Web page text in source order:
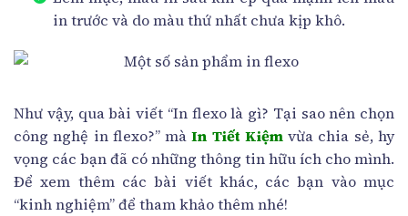
in trước và do màu thứ nhất chưa kịp khô.
Như vậy, qua bài viết “In flexo là gì? Tại sao nên chọn
công nghệ in flexo?” màIn Tiết Kiệmvừa chia sẻ, hy
vọng các bạn đã có những thông tin hữu ích cho mình.
Để xem thêm các bài viết khác, các bạn vào mục
“kinh nghiệm” để tham khảo thêm nhé!